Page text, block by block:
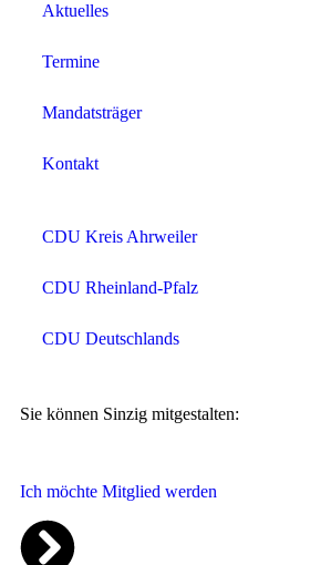
Aktuelles
Termine
Mandatsträger
Kontakt
CDU Kreis Ahrweiler
CDU Rheinland-Pfalz
CDU Deutschlands
Sie können Sinzig mitgestalten:
Ich möchte Mitglied werden